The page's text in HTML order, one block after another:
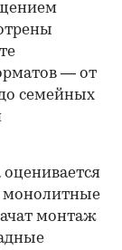
— от
семейных
оценивается
монолитные
монтаж